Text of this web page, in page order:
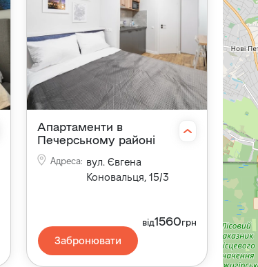
Апартаменти в
Печерському районі
Адреса: вул. Євгена
Коновальця, 15/3
від1560грн
Забронювати